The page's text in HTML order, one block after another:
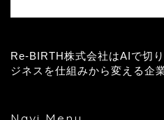
Re-BIRTH株式会社はAIで切
ジネスを仕組みから変える企